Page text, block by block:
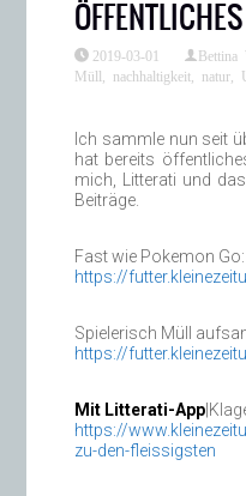
2019-03-01 Bettina
Müll
nachhaltigkeit natur
Ich sammle nun seit
hat bereits
mich, Litterati und
Beiträge.
Fast wie Pokemon
https://
Spielerisch Müll
https://
Mit Litterati-App
https://
zu-den-fleissigsten